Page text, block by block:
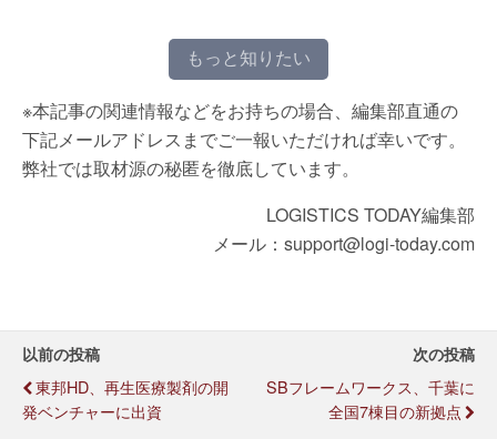
もっと知りたい
※本記事の関連情報などをお持ちの場合、編集部直通の
下記メールアドレスまでご一報いただければ幸いです。
弊社では取材源の秘匿を徹底しています。
LOGISTICS TODAY編集部
メール：support@logi-today.com
以前の投稿
東邦HD、再生医療製剤の開
発ベンチャーに出資
次の投稿
SBフレームワークス、千葉に
全国7棟目の新拠点